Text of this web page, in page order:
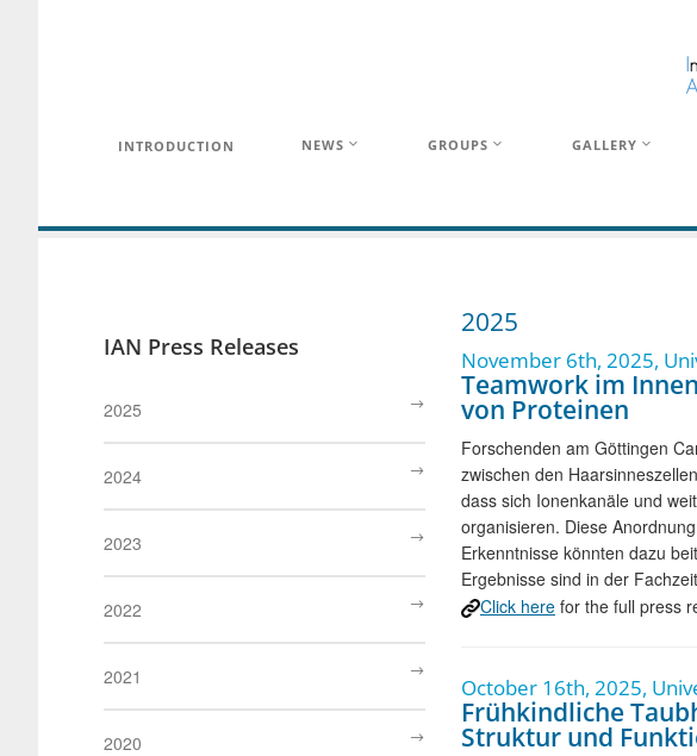
INTRODUCTION NEWS GROUPS GALLERY
IAN Press Releases
2025
2024
2023
2022
2021
2020
2025
November 6th, 2025,
Teamwork im
von Proteinen
Forschenden am Göttingen
zwischen den
dass sich Ionenkanäle und
organisieren. Diese
Erkenntnisse könnten dazu
Ergebnisse sind in der
Click here for the full press
October 16th, 2025,
Frühkindliche
Struktur und